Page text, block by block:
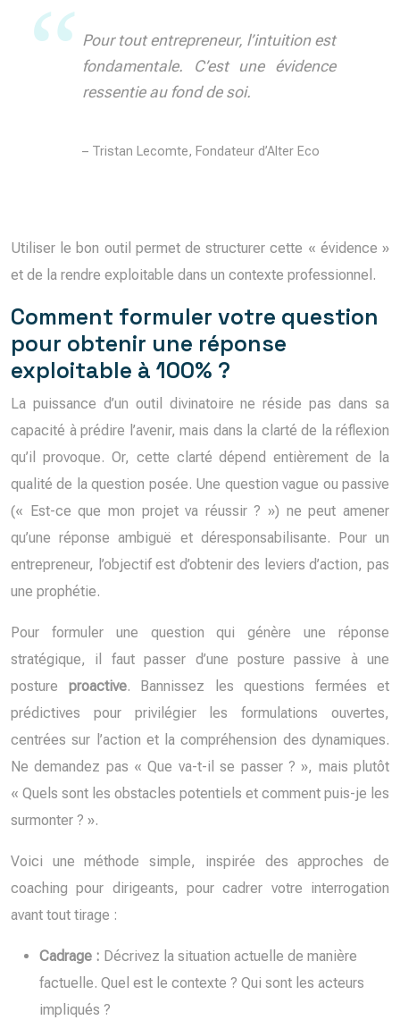
Pour tout entrepreneur, l’intuition est
fondamentale. C’est une évidence
ressentie au fond de soi.
– Tristan Lecomte, Fondateur d’Alter Eco
Utiliser le bon outil permet de structurer cette « évidence »
et de la rendre exploitable dans un contexte professionnel.
Comment formuler votre question
pour obtenir une réponse
exploitable à 100% ?
La puissance d’un outil divinatoire ne réside pas dans sa
capacité à prédire l’avenir, mais dans la clarté de la réflexion
qu’il provoque. Or, cette clarté dépend entièrement de la
qualité de la question posée. Une question vague ou passive
(« Est-ce que mon projet va réussir ? ») ne peut amener
qu’une réponse ambiguë et déresponsabilisante. Pour un
entrepreneur, l’objectif est d’obtenir des leviers d’action, pas
une prophétie.
Pour formuler une question qui génère une réponse
stratégique, il faut passer d’une posture passive à une
posture proactive. Bannissez les questions fermées et
prédictives pour privilégier les formulations ouvertes,
centrées sur l’action et la compréhension des dynamiques.
Ne demandez pas « Que va-t-il se passer ? », mais plutôt
« Quels sont les obstacles potentiels et comment puis-je les
surmonter ? ».
Voici une méthode simple, inspirée des approches de
coaching pour dirigeants, pour cadrer votre interrogation
avant tout tirage :
Cadrage : Décrivez la situation actuelle de manière
factuelle. Quel est le contexte ? Qui sont les acteurs
impliqués ?